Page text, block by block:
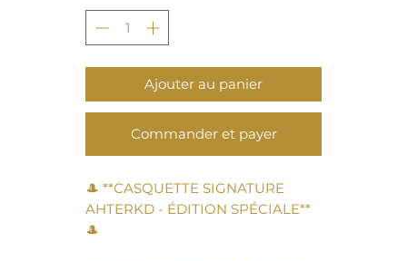
Ajouter au panier
Commander et payer
🎩 **CASQUETTE SIGNATURE
AHTERKD - ÉDITION SPÉCIALE**
🎩